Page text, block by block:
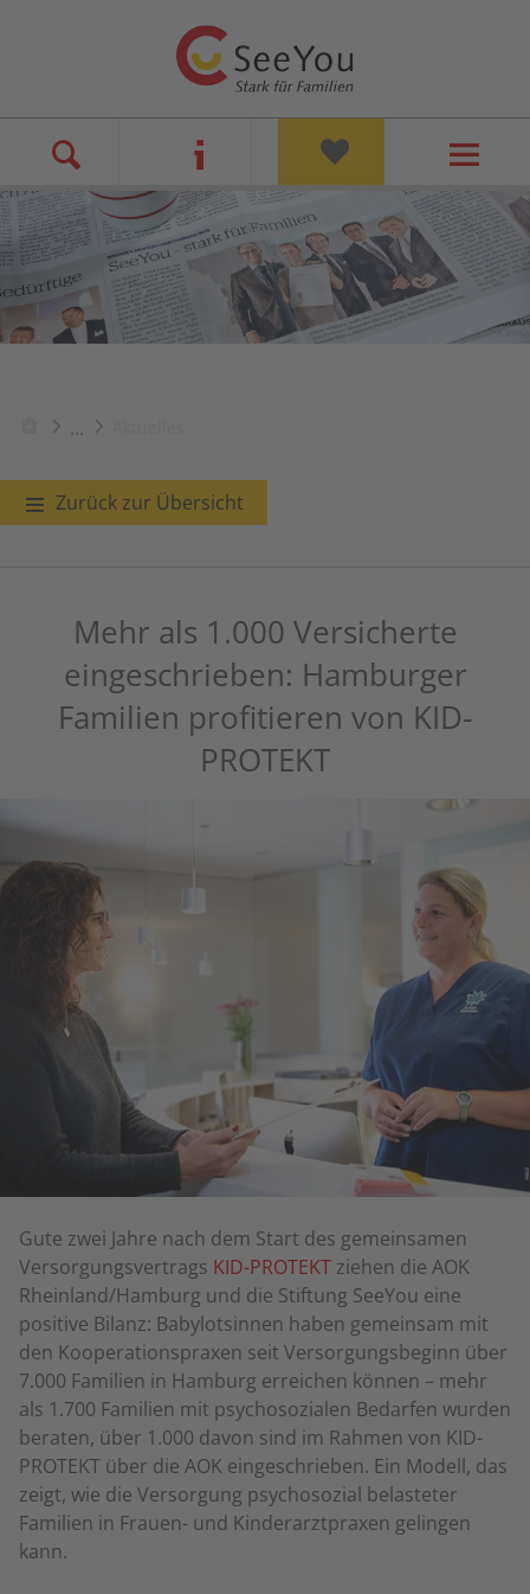
...
Zurück zur Übersicht
Mehr als 1.000 Versicherte
eingeschrieben: Hamburger
Familien profitieren von KID-
PROTEKT
Gute zwei Jahre nach dem Start des gemeinsamen
Versorgungsvertrags KID-PROTEKT ziehen die AOK
Rheinland/Hamburg und die Stiftung SeeYou eine
positive Bilanz: Babylotsinnen haben gemeinsam mit
den Kooperationspraxen seit Versorgungsbeginn über
7.000 Familien in Hamburg erreichen können – mehr
als 1.700 Familien mit psychosozialen Bedarfen wurden
beraten, über 1.000 davon sind im Rahmen von KID-
PROTEKT über die AOK eingeschrieben. Ein Modell, das
zeigt, wie die Versorgung psychosozial belasteter
Familien in Frauen- und Kinderarztpraxen gelingen
kann.